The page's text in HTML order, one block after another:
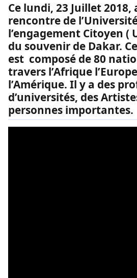
Ce lundi, 23 Juillet
rencontre de
l’engagement Citoyen (
du souvenir de Dakar.
est composé de 80
travers l’Afrique
l’Amérique. Il y a des
d’universités, des
personnes importantes.